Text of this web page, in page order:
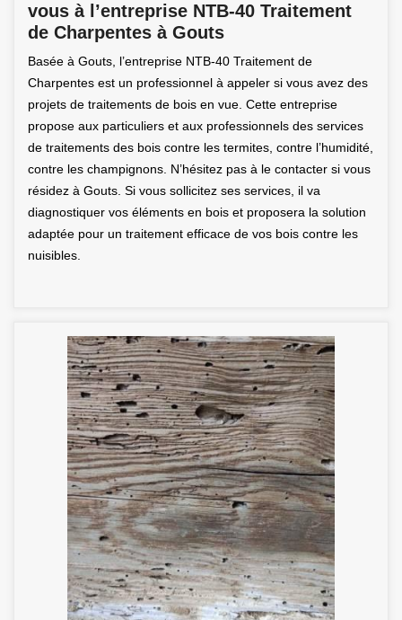
vous à l’entreprise NTB-40 Traitement
de Charpentes à Gouts
Basée à Gouts, l’entreprise NTB-40 Traitement de
Charpentes est un professionnel à appeler si vous avez des
projets de traitements de bois en vue. Cette entreprise
propose aux particuliers et aux professionnels des services
de traitements des bois contre les termites, contre l’humidité,
contre les champignons. N’hésitez pas à le contacter si vous
résidez à Gouts. Si vous sollicitez ses services, il va
diagnostiquer vos éléments en bois et proposera la solution
adaptée pour un traitement efficace de vos bois contre les
nuisibles.